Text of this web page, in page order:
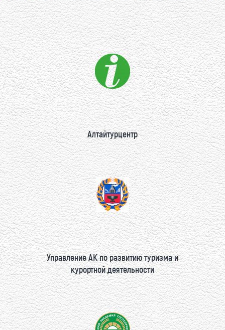
Алтайтурцентр
Управление АК по развитию туризма и
курортной деятельности